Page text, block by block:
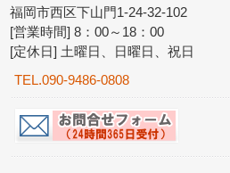
福岡市西区下山門1-24-32-102
[営業時間] 8：00～18：00
[定休日] 土曜日、日曜日、祝日
TEL.090-9486-0808